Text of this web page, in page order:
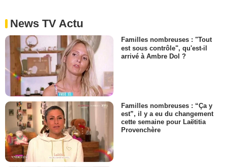
News TV Actu
Familles nombreuses : "Tout
est sous contrôle", qu'est-il
arrivé à Ambre Dol ?
Familles nombreuses : “Ça y
est”, il y a eu du changement
cette semaine pour Laëtitia
Provenchère